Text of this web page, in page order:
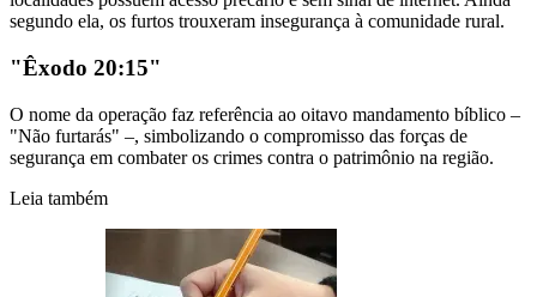
segundo ela, os furtos trouxeram insegurança à comunidade rural.
"Êxodo 20:15"
O nome da operação faz referência ao oitavo mandamento bíblico –
"Não furtarás" –, simbolizando o compromisso das forças de
segurança em combater os crimes contra o patrimônio na região.
Leia também